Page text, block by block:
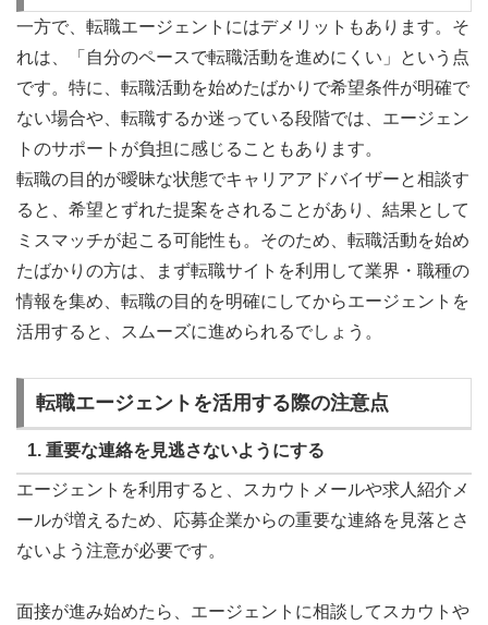
一方で、転職エージェントにはデメリットもあります。そ
れは、「自分のペースで転職活動を進めにくい」という点
です。特に、転職活動を始めたばかりで希望条件が明確で
ない場合や、転職するか迷っている段階では、エージェン
トのサポートが負担に感じることもあります。
転職の目的が曖昧な状態でキャリアアドバイザーと相談す
ると、希望とずれた提案をされることがあり、結果として
ミスマッチが起こる可能性も。そのため、転職活動を始め
たばかりの方は、まず転職サイトを利用して業界・職種の
情報を集め、転職の目的を明確にしてからエージェントを
活用すると、スムーズに進められるでしょう。
転職エージェントを活用する際の注意点
1. 重要な連絡を見逃さないようにする
エージェントを利用すると、スカウトメールや求人紹介メ
ールが増えるため、応募企業からの重要な連絡を見落とさ
ないよう注意が必要です。
面接が進み始めたら、エージェントに相談してスカウトや